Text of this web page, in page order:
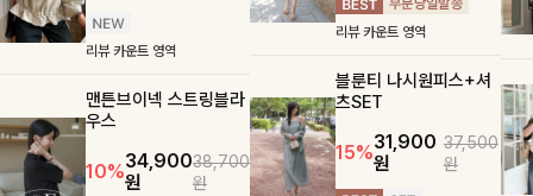
리뷰 카운트 영역
맨튼브이넥 스트링블라
우스
10%34,900
원
38,700
원
리뷰 카운트 영역
블룬티 나시원피스+셔
츠SET
15%31,900
원
37,500
원